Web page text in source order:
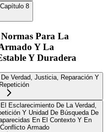
8
Para La
Y La
Y Duradera
Verdad, Justicia, Reparación Y
Esclarecimiento De La Verdad,
Y Unidad De Búsqueda De
En El Contexto Y En
Armado